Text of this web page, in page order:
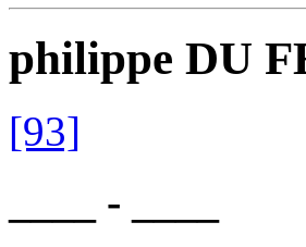
philippe DU
[93]
____ - ____